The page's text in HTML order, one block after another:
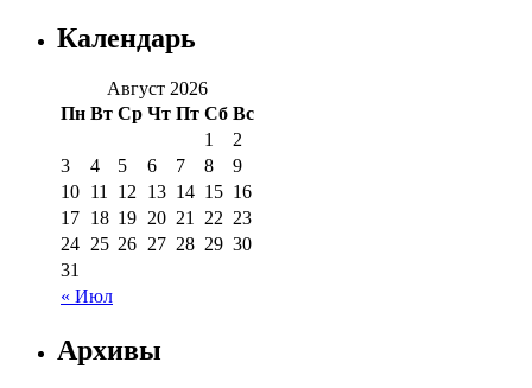
Календарь
Август 2026
Пн Вт Ср Чт Пт Сб Вс
« Июл
1
2
3
4 5 6 7 8
9
10 11 12 13 14 15 16
17 18 19 20 21 22 23
24 25 26 27 28 29 30
31
Архивы